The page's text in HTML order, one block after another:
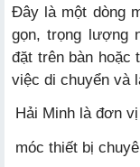
Đây là một dòng
gọn, trọng lượng
đặt trên bàn hoặc
việc di chuyển và
Hải Minh là đơn
móc thiết bị